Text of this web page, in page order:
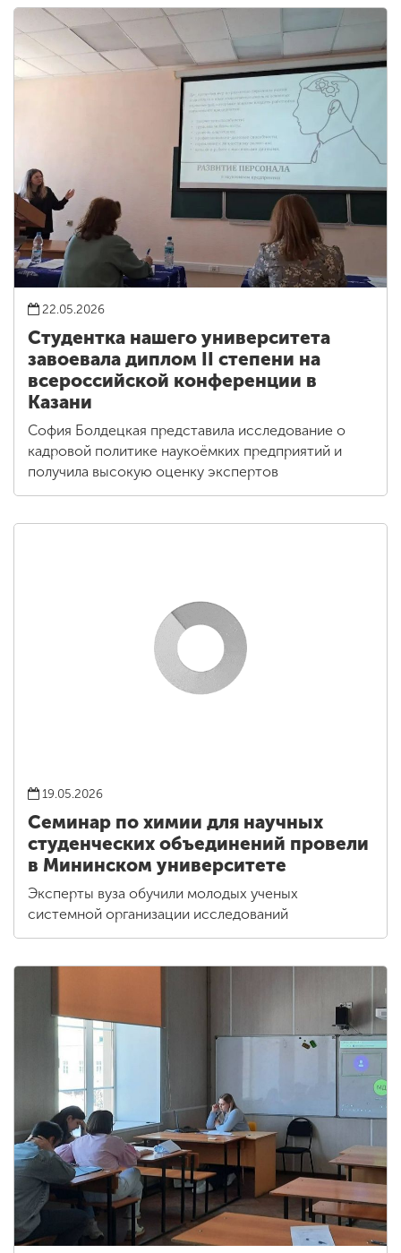
22.05.2026
Студентка нашего университета
завоевала диплом II степени на
всероссийской конференции в
Казани
София Болдецкая представила исследование о
кадровой политике наукоёмких предприятий и
получила высокую оценку экспертов
19.05.2026
Семинар по химии для научных
студенческих объединений провели
в Мининском университете
Эксперты вуза обучили молодых ученых
системной организации исследований